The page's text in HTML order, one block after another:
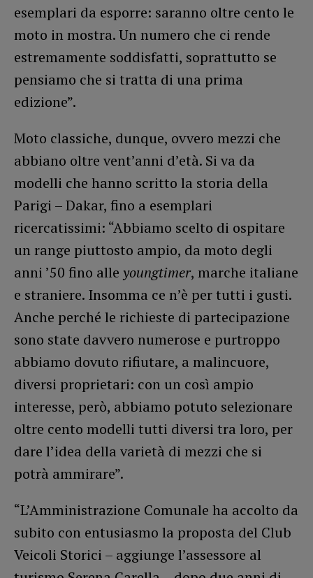
esemplari da esporre: saranno oltre cento le
moto in mostra. Un numero che ci rende
estremamente soddisfatti, soprattutto se
pensiamo che si tratta di una prima
edizione”.
Moto classiche, dunque, ovvero mezzi che
abbiano oltre vent’anni d’età. Si va da
modelli che hanno scritto la storia della
Parigi – Dakar, fino a esemplari
ricercatissimi: “Abbiamo scelto di ospitare
un range piuttosto ampio, da moto degli
anni ’50 fino alle youngtimer, marche italiane
e straniere. Insomma ce n’è per tutti i gusti.
Anche perché le richieste di partecipazione
sono state davvero numerose e purtroppo
abbiamo dovuto rifiutare, a malincuore,
diversi proprietari: con un così ampio
interesse, però, abbiamo potuto selezionare
oltre cento modelli tutti diversi tra loro, per
dare l’idea della varietà di mezzi che si
potrà ammirare”.
“L’Amministrazione Comunale ha accolto da
subito con entusiasmo la proposta del Club
Veicoli Storici – aggiunge l’assessore al